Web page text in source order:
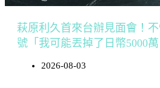
萩原利久首來台辦見面會！
號「我可能丟掉了日幣5000萬
2026-08-03